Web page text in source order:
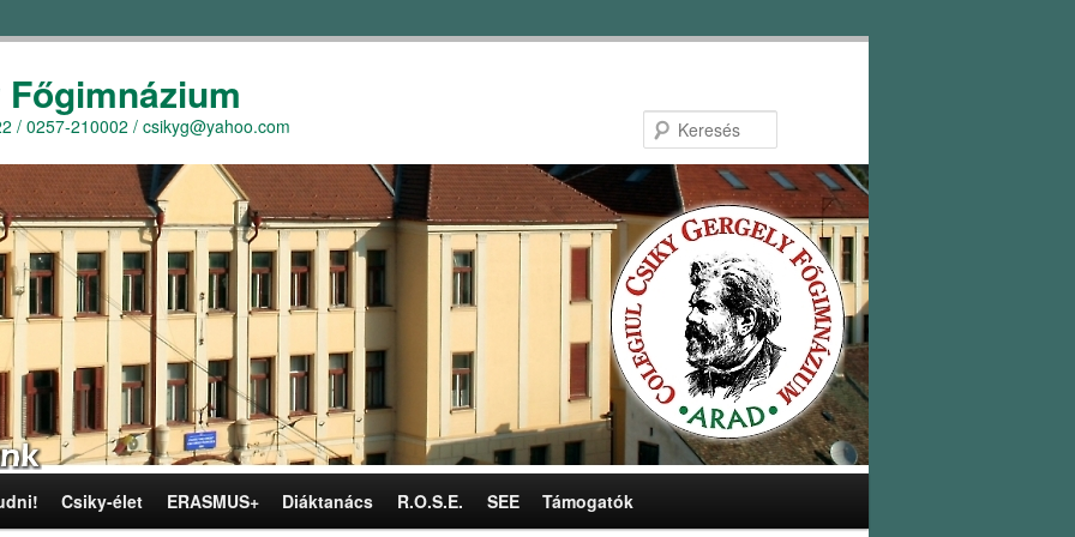
/ 0257-210002 / csikyg@yahoo.com
Csiky-élet ERASMUS+ Diáktanács R.O.S.E. SEE Támogatók